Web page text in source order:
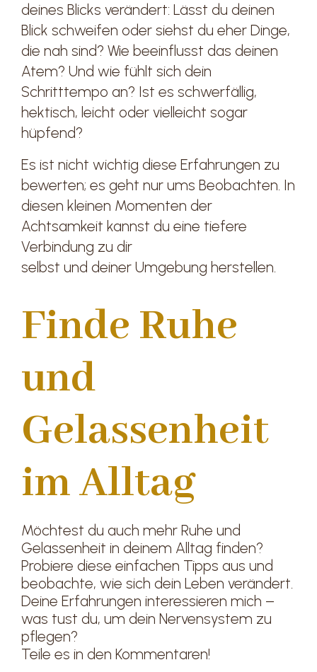
deines Blicks verändert: Lässt du deinen
Blick schweifen oder siehst du eher Dinge,
die nah sind? Wie beeinflusst das deinen
Atem? Und wie fühlt sich dein
Schritttempo an? Ist es schwerfällig,
hektisch, leicht oder vielleicht sogar
hüpfend?
Es ist nicht wichtig diese Erfahrungen zu
bewerten; es geht nur ums Beobachten. In
diesen kleinen Momenten der
Achtsamkeit kannst du eine tiefere
Verbindung zu dir
selbst und deiner Umgebung herstellen.
Finde Ruhe
und
Gelassenheit
im Alltag
Möchtest du auch mehr Ruhe und
Gelassenheit in deinem Alltag finden?
Probiere diese einfachen Tipps aus und
beobachte, wie sich dein Leben verändert.
Deine Erfahrungen interessieren mich –
was tust du, um dein Nervensystem zu
pflegen?
Teile es in den Kommentaren!